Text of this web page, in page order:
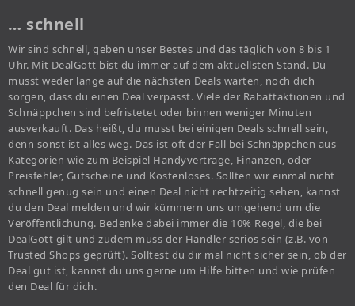
… schnell
Wir sind schnell, geben unser Bestes und das täglich von 8 bis 1
Uhr. Mit DealGott bist du immer auf dem aktuellsten Stand. Du
musst weder lange auf die nächsten Deals warten, noch dich
sorgen, dass du einen Deal verpasst. Viele der Rabattaktionen und
Schnäppchen sind befristetet oder binnen weniger Minuten
ausverkauft. Das heißt, du musst bei einigen Deals schnell sein,
denn sonst ist alles weg. Das ist oft der Fall bei Schnäppchen aus
Kategorien wie zum Beispiel Handyverträge, Finanzen, oder
Preisfehler, Gutscheine und Kostenloses. Sollten wir einmal nicht
schnell genug sein und einen Deal nicht rechtzeitig sehen, kannst
du den Deal melden und wir kümmern uns umgehend um die
Veröffentlichung. Bedenke dabei immer die 10% Regel, die bei
DealGott gilt und zudem muss der Händler seriös sein (z.B. von
Trusted Shops geprüft). Solltest du dir mal nicht sicher sein, ob der
Deal gut ist, kannst du uns gerne um Hilfe bitten und wie prüfen
den Deal für dich.